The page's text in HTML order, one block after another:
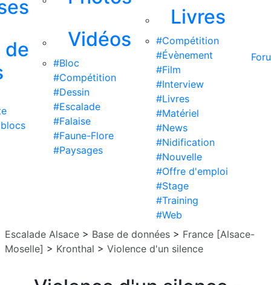
de
Vidéos
#Bloc
#Compétition
#Dessin
#Escalade
#Falaise
#Faune-Flore
#Paysages
Livres
#Compétition
#Évènement
#Film
#Interview
#Livres
#Matériel
#News
#Nidification
#Nouvelle
#Offre d'emploi
#Stage
#Training
#Web
Escalade Alsace > Base de données > France [Alsace-
Moselle] > Kronthal > Violence d'un silence